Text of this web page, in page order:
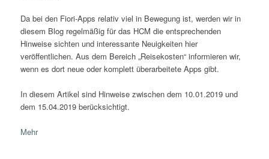
Da bei den Fiori-Apps relativ viel in Bewegung ist, werden wir in
diesem Blog regelmäßig für das HCM die entsprechenden
Hinweise sichten und interessante Neuigkeiten hier
veröffentlichen. Aus dem Bereich „Reisekosten“ informieren wir,
wenn es dort neue oder komplett überarbeitete Apps gibt.
In diesem Artikel sind Hinweise zwischen dem 10.01.2019 und
dem 15.04.2019 berücksichtigt.
Mehr